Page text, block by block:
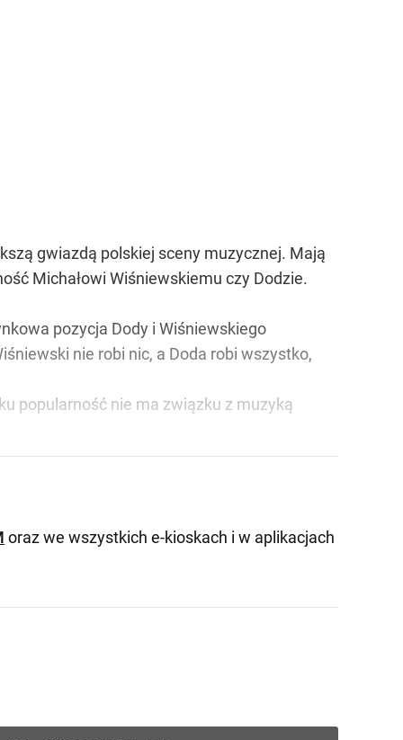
gwiazdą polskiej sceny muzycznej. Mają
Michałowi Wiśniewskiemu czy Dodzie.
pozycja Dody i Wiśniewskiego
nie robi nic, a Doda robi wszystko,
popularność nie ma związku z muzyką
oraz we wszystkich e-kioskach i w aplikacjach